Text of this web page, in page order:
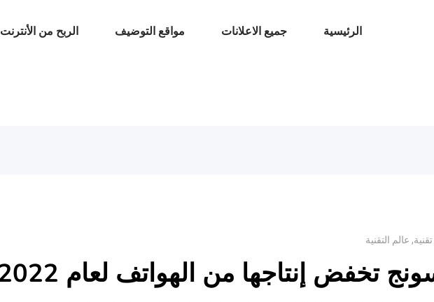
الرئيسية جميع الاعلانات مواقع التوضيف الربح من الأنترنت
, عالم التقنية
تخفض إنتاجها من الهواتف لعام 2022